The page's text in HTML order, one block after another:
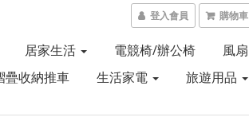
登入會員 購物車
居家生活 電競椅/辦公椅
風扇
疊收納推車
生活家電 旅遊用品